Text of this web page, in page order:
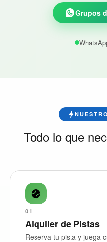
Grupos
Todo lo que
01
Alquiler de Pistas
Reserva tu pista y juega